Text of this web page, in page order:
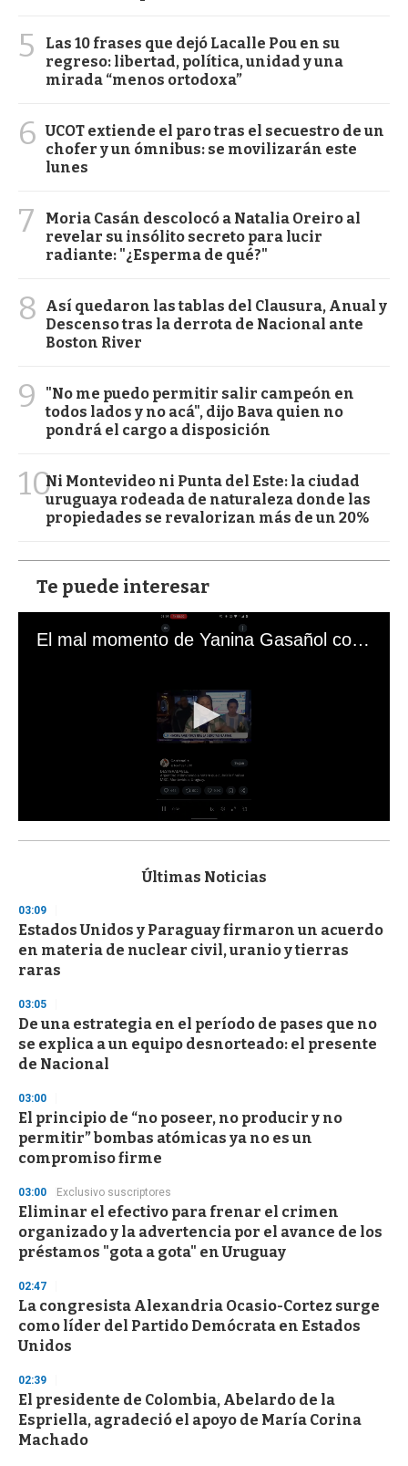
5
Las 10 frases que dejó Lacalle Pou en su
regreso: libertad, política, unidad y una
mirada “menos ortodoxa”
6 UCOT extiende el paro tras el secuestro de un
chofer y un ómnibus: se movilizarán este
lunes
7
Moria Casán descolocó a Natalia Oreiro al
revelar su insólito secreto para lucir
radiante: "¿Esperma de qué?"
8
Así quedaron las tablas del Clausura, Anual y
Descenso tras la derrota de Nacional ante
Boston River
9
"No me puedo permitir salir campeón en
todos lados y no acá", dijo Bava quien no
pondrá el cargo a disposición
10Ni Montevideo ni Punta del Este: la ciudad
uruguaya rodeada de naturaleza donde las
propiedades se revalorizan más de un 20%
Te puede interesar
El mal momento de Yanina Gasañol con un hincha argentino en "Subrayado"
s
d
s
o
f
3
s
e
c
o
n
Últimas Noticias
03:09
Estados Unidos y Paraguay firmaron un acuerdo
en materia de nuclear civil, uranio y tierras
raras
03:05
De una estrategia en el período de pases que no
se explica a un equipo desnorteado: el presente
de Nacional
03:00
El principio de “no poseer, no producir y no
permitir” bombas atómicas ya no es un
compromiso firme
03:00 Exclusivo suscriptores
Eliminar el efectivo para frenar el crimen
organizado y la advertencia por el avance de los
préstamos "gota a gota" en Uruguay
02:47
La congresista Alexandria Ocasio-Cortez surge
como líder del Partido Demócrata en Estados
Unidos
02:39
El presidente de Colombia, Abelardo de la
Espriella, agradeció el apoyo de María Corina
Machado